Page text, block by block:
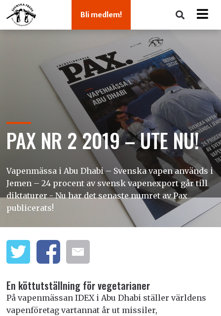
Bli medlem!
PAX NR 2 2019 – UTE NU!
Vapenmässa i Abu Dhabi – Svenska vapen används i
Jemen – 24 procent av svensk vapenexport går till
diktaturer - Nu har det senaste numret av Pax
publicerats!
En köttutställning för vegetarianer
På vapenmässan IDEX i Abu Dhabi ställer världens
vapenföretag vartannat år ut missiler,